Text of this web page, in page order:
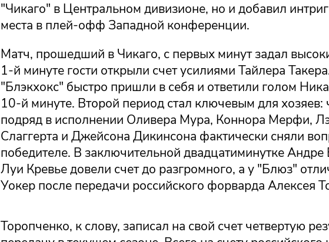
"Чикаго" в Центральном дивизионе, но и добавил
места в плей-офф Западной конференции.
Матч, прошедший в Чикаго, с первых минут задал
1-й минуте гости открыли счет усилиями Тайлера
"Блэкхокс" быстро пришли в себя и ответили голом
10-й минуте. Второй период стал ключевым для
подряд в исполнении Оливера Мура, Коннора Мерфи,
Слаггерта и Джейсона Дикинсона фактически сняли
победителе. В заключительной двадцатиминутке Андре
Луи Кревье довели счет до разгромного, а у "Блюз"
Уокер после передачи российского форварда Алексея
Торопченко, к слову, записал на свой счет четвертую